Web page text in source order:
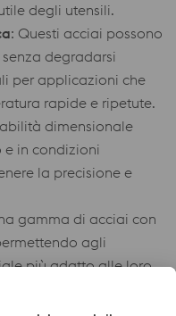
degli utensili.
: Questi acciai possono
degradarsi
per applicazioni che
rapide e ripetute.
dimensionale
in condizioni
la precisione e
gamma di acciai con
agli
più adatto alle loro